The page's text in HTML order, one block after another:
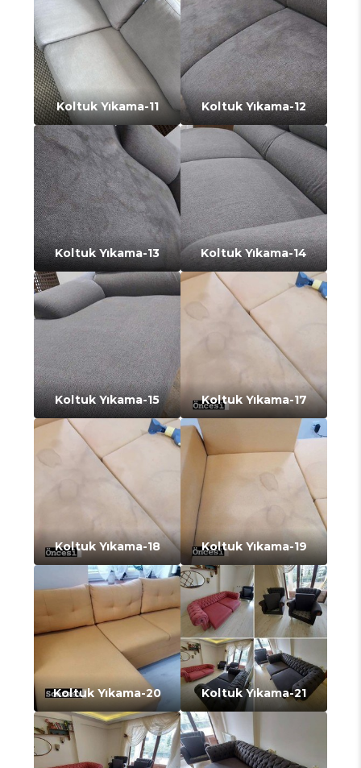
Koltuk Yıkama-11 Koltuk Yıkama-12
Koltuk Yıkama-13 Koltuk Yıkama-14
Koltuk Yıkama-15 Koltuk Yıkama-17
Koltuk Yıkama-18 Koltuk Yıkama-19
Koltuk Yıkama-20 Koltuk Yıkama-21